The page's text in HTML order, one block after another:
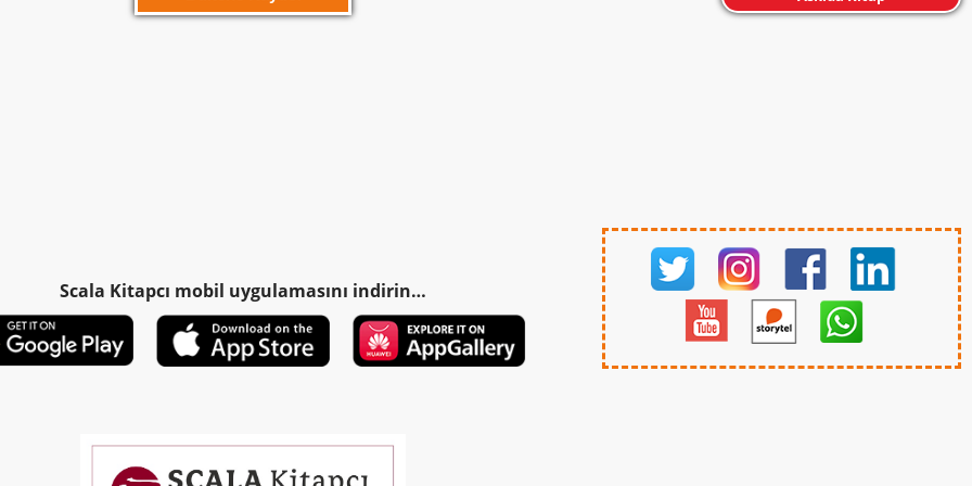
Scala Kitapcı mobil uygulamasını indirin…